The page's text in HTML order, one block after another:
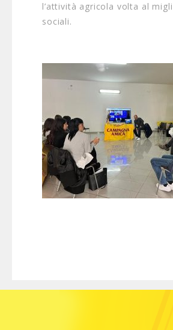
l’attività agricola volta al
sociali.